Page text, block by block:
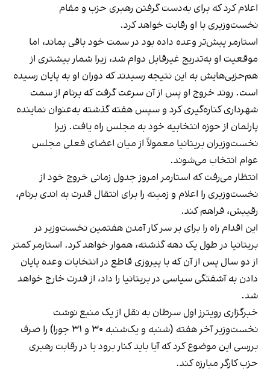
اعلام کرد که برای به‌دست گرفتن رهبری حزب و مقام
نخست‌وزیری با او رقابت خواهد کرد.
استارمر پیش‌تر وعده داده بود در سمت خود باقی بماند، اما
موقعیت او به‌تدریج غیرقابل دوام شد، زیرا شمار بیشتری از
هم‌حزبی‌هایش به این نتیجه رسیدند که دوران او به پایان رسیده
است. روند خروج او پس از آن سرعت گرفت که برنام از سمت
شهرداری کناره‌گیری کرد و سپس هفته گذشته به‌عنوان نماینده
پارلمان از حوزه انتخابیه خود به مجلس راه یافت. زیرا
نخست‌وزیران بریتانیا معمولاً از میان اعضای فعلی مجلس
عوام انتخاب می‌شوند.
انتظار می‌رفت که استارمر امروز جدول زمانی خروج خود از
نخست‌وزیری را اعلام و زمینه را برای انتقال قدرت به اندی برنام،
رقیبش، فراهم کند.
این اقدام راه را برای بر سر کار آمدن هفتمین نخست‌وزیر در
بریتانیا در طول یک دهه گذشته، هموار خواهد کرد. استارمر کمتر
از دو سال پس از آن که با پیروزی قاطع در انتخابات وعده پایان
دادن به آشفتگی سیاسی در بریتانیا را داد، از قدرت خارج خواهد
شد.
خبرگزاری رویترز اول سرطان به نقل از یک منبع نوشت
نخست‌وزیر آخر هفته (شنبه و یک‌شنبه ۳۰ و ۳۱ جورا) را صرف
بررسی این موضوع کرد که آیا باید کنار برود یا در رقابت رهبری
حزب کارگر مبارزه کند.